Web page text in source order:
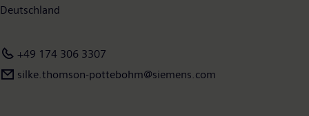
Deutschland
+49 174 306 3307
silke.thomson-pottebohm@siemens.com